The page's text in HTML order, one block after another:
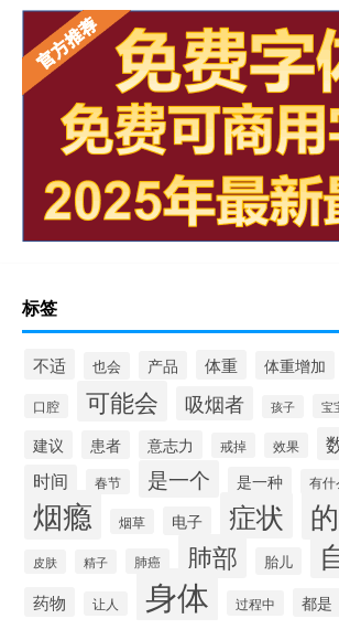
标签
不适 也会 产品 体重 体重增加
口腔 可能会 吸烟者 孩子 宝
建议 患者 意志力 戒掉 效果
时间 春节 是一个 是一种 有什
烟瘾 烟草 电子 症状
皮肤 精子 肺癌 肺部 胎儿
药物 让人 身体 过程中 都是